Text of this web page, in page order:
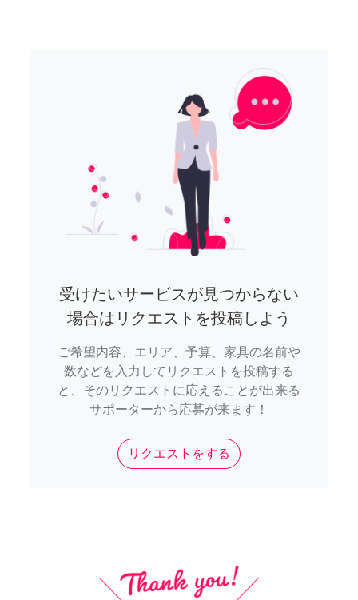
受けたいサービスが見つからない
場合はリクエストを投稿しよう
ご希望内容、エリア、予算、家具の名前や
数などを入力してリクエストを投稿する
と、そのリクエストに応えることが出来る
サポーターから応募が来ます！
リクエストをする